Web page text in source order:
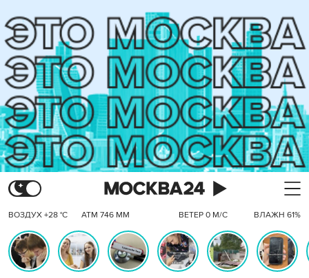
ВОЗДУХ +28 °C АТМ 746 ММ ВЕТЕР 0 М/С ВЛАЖН 61%